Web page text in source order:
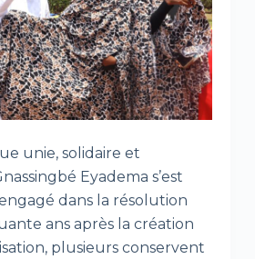
unie, solidaire et
Eyadema s’est
dans la résolution
ans après la création
plusieurs conservent